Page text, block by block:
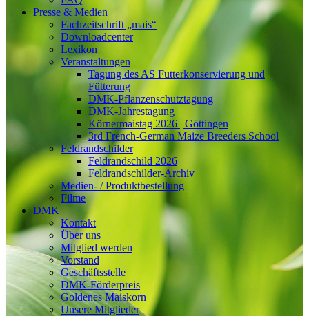
Presse & Medien
Fachzeitschrift „mais“
Downloadcenter
Lexikon
Veranstaltungen
Tagung des AS Futterkonservierung und
Fütterung
DMK-Pflanzenschutztagung
DMK-Jahrestagung
Körnermaistag 2026 | Göttingen
3rd French-German Maize Breeders School
Feldrandschilder
Feldrandschild 2026
Feldrandschilder-Archiv
Medien- / Produktbestellung
Filme
DMK
Kontakt
Über uns
Mitglied werden
Vorstand
Geschäftsstelle
DMK-Förderpreis
Goldenes Maiskorn
Unsere Mitglieder